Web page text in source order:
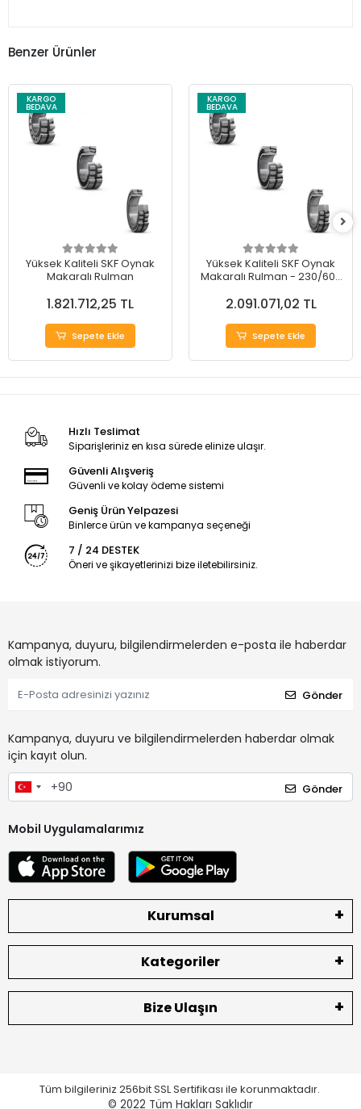
Benzer Ürünler
KARGO
BEDAVA
Yüksek Kaliteli SKF Oynak
Makaralı Rulman
1.821.712,25 TL
Sepete Ekle
KARGO
BEDAVA
Yüksek Kaliteli SKF Oynak
Makaralı Rulman - 230/600
2.091.071,02 TL
Sepete Ekle
Hızlı Teslimat
Siparişleriniz en kısa sürede elinize ulaşır.
Güvenli Alışveriş
Güvenli ve kolay ödeme sistemi
Geniş Ürün Yelpazesi
Binlerce ürün ve kampanya seçeneği
7 / 24 DESTEK
Öneri ve şikayetlerinizi bize iletebilirsiniz.
Kampanya, duyuru, bilgilendirmelerden e-posta ile haberdar
olmak istiyorum.
Gönder
Kampanya, duyuru ve bilgilendirmelerden haberdar olmak
için kayıt olun.
Gönder
Mobil Uygulamalarımız
Kurumsal
Kategoriler
Bize Ulaşın
Tüm bilgileriniz 256bit SSL Sertifikası ile korunmaktadır.
© 2022 Tüm Hakları Saklıdır